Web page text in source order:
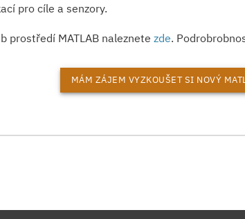
pro cíle a senzory.
prostředí MATLAB naleznete zde.
MÁM ZÁJEM VYZKOUŠET SI NOVÝ